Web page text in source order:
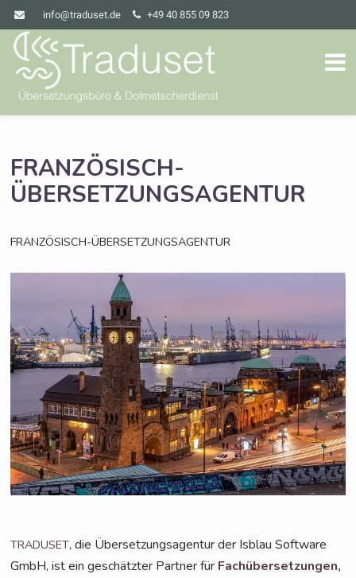
info@traduset.de +49 40 855 09 823
FRANZÖSISCH-
ÜBERSETZUNGSAGENTUR
FRANZÖSISCH-ÜBERSETZUNGSAGENTUR
TRADUSET, die Über­set­zungs­agen­tur der Isblau Soft­ware
GmbH, ist ein geschätz­ter Part­ner für Fach­über­set­zun­gen,